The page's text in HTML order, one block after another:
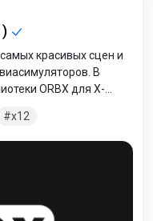
красивых сцен и
В
ORBX для X-
вы можете
для создания или
x12